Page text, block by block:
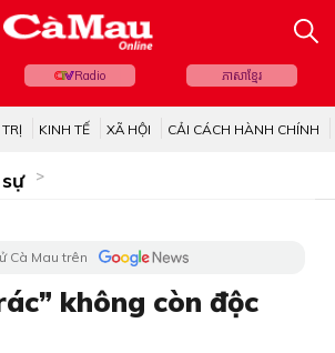
Radio ភាសាខ្មែរ
KINH TẾ XÃ HỘI CẢI CÁCH HÀNH CHÍNH
Cà Mau trên
không còn độc